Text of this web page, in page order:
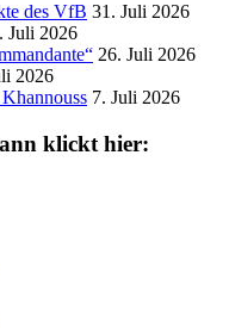
des VfB 31. Juli 2026
Juli 2026
26. Juli 2026
2026
7. Juli 2026
klickt hier: